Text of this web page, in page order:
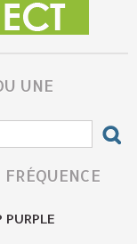
UNE
PURPLE